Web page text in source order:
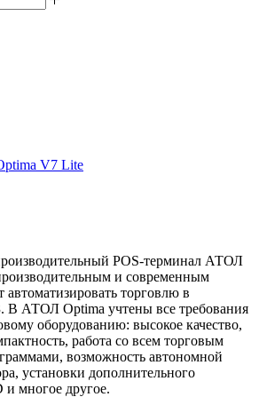
V7 Lite
POS-терминал АТОЛ
и современным
торговлю в
В АТОЛ Optima учтены все требования
оборудованию: высокое качество,
работа со всем торговым
возможность автономной
установки дополнительного
и многое другое.